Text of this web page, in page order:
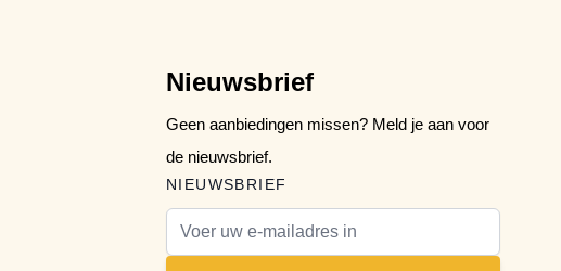
Nieuwsbrief
Geen aanbiedingen missen? Meld je aan voor
de nieuwsbrief.
NIEUWSBRIEF
E-mail adres